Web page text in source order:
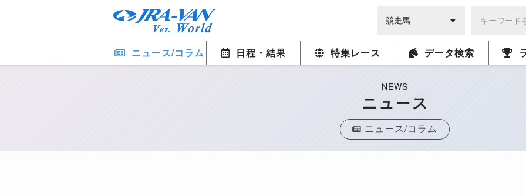
ニュース/コラム 日程・結果 特集レース データ検索
NEWS
ニュース
ニュース/コラム